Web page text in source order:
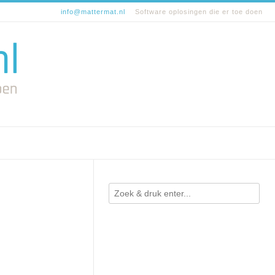
info@mattermat.nl Software oplosingen die er toe doen